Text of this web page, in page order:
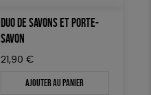
DUO DE SAVONS ET PORTE-
SAVON
21,90 €
Ajouter au panier